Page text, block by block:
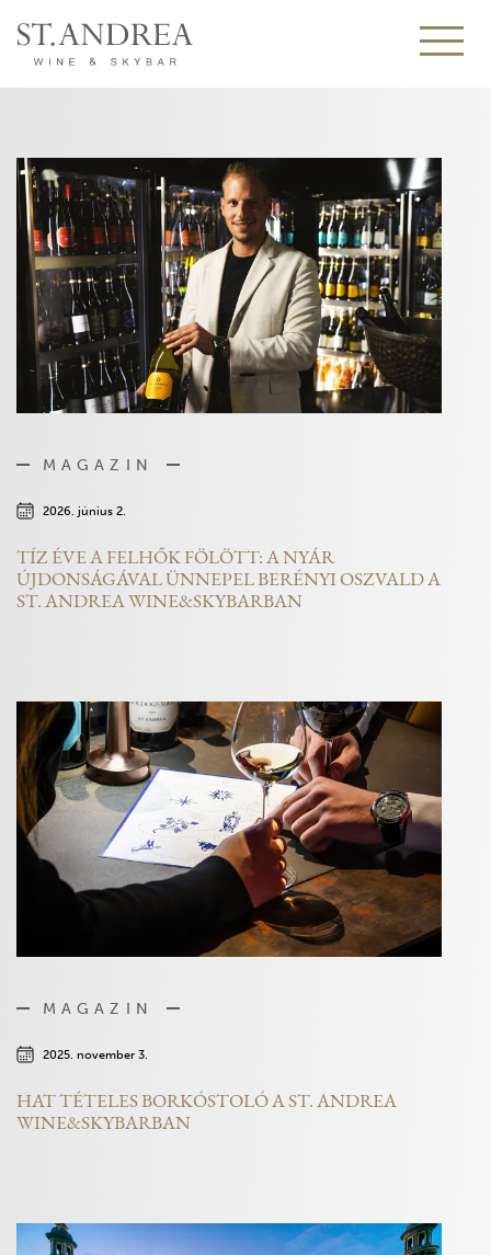
MAGAZIN
2026. június 2.
TÍZ ÉVE A FELHŐK FÖLÖTT: A NYÁR
ÚJDONSÁGÁVAL ÜNNEPEL BERÉNYI OSZVALD A
ST. ANDREA WINE&SKYBARBAN
MAGAZIN
2025. november 3.
HAT TÉTELES BORKÓSTOLÓ A ST. ANDREA
WINE&SKYBARBAN